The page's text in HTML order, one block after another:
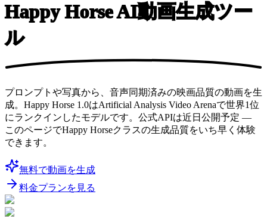
Happy Horse AI動画生成ツー
ル
プロンプトや写真から、音声同期済みの映画品質の動画を生
成。Happy Horse 1.0はArtificial Analysis Video Arenaで世界1位
にランクインしたモデルです。公式APIは近日公開予定 —
このページでHappy Horseクラスの生成品質をいち早く体験
できます。
無料で動画を生成
料金プランを見る